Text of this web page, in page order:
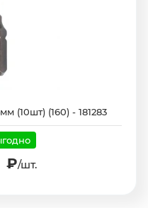
(10шт) (160) - 181283
₽/шт.